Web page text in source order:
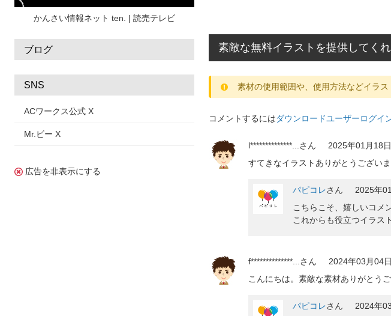
かんさい情報ネット ten. | 読売テレビ
ブログ
SNS
ACワークス公式 X
Mr.ビー X
広告を非表示にする
インスタグラムで完成品写真を掲載中☆ぜひ参
☆マジックシアター素材
☆声のおおきさ表
素敵な無料イラストを提供してく
素材の使用範囲や、使用方法などイラ
コメントするにはダウンロードユーザーログイ
l**************...さん
2025年01月18日
すてきなイラストありがとうござい
パピコレさん
2025年
こちらこそ、嬉しいコメ
これからも役立つイラス
f**************...さん
2024年03月04日
こんにちは。素敵な素材ありがとう
パピコレさん
2024年